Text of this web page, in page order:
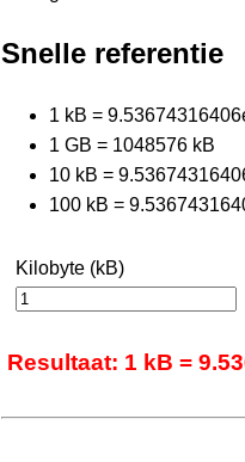
Snelle referentie
1 kB =
1 GB = 1048576 kB
10 kB =
100 kB =
Kilobyte (kB)
Resultaat: 1 kB =